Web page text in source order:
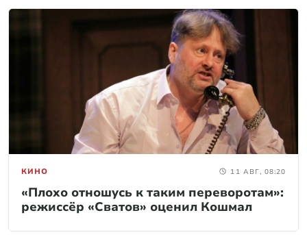
КИНО 11 АВГ, 08:20
«Плохо отношусь к таким переворотам»:
режиссёр «Сватов» оценил Кошмал